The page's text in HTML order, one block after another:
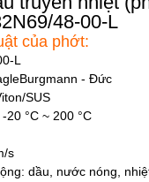
48-00-L
của phớt:
L
- Đức
SUS
20 °C ~ 200 °C
s
dầu, nước nóng,